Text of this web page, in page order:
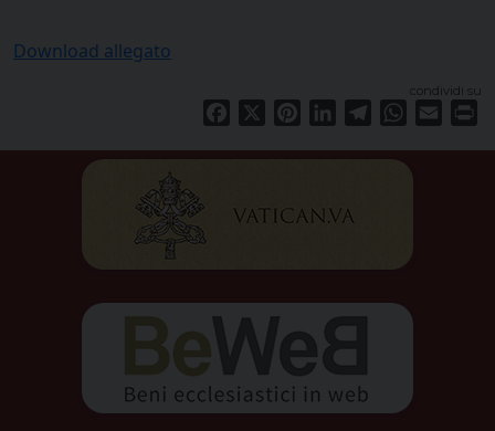
Download allegato
condividi su
Facebook PinterestLinkedInTelegramWhatsApp
Email